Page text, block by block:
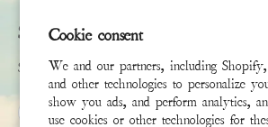
Cookie consent
We and our partners, including
and other technologies to personalize
show you ads, and perform analytics,
use cookies or other technologies for
Subscribe
Sign up to receive the latest news & connect
שם פרטי